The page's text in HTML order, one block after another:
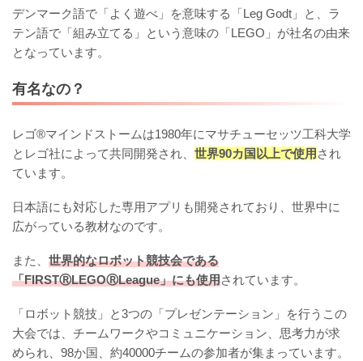
デンマーク語で「よく遊べ」を意味する「Leg Godt」と、ラ
テン語で「組み立てる」という意味の「LEGO」が社名の由来
となっています。
有名なの？
レゴ®マインドストームは1980年にマサチューセッツ工科大学
とレゴ社によって共同開発され、 世界90カ国以上で使用 され
ています。
日本語にも対応した専用アプリも開発されており、世界中に
広がっている教材なのです。
また、 世界的なロボット競技会である
「FIRSTⓇLEGOⓇLeague」にも使用されています。
「ロボット競技」と3つの「プレゼンテーション」を行うこの
大会では、チームワークやコミュニケーション、思考力が求
められ、98か国、約40000チームの参加者が集まっています。